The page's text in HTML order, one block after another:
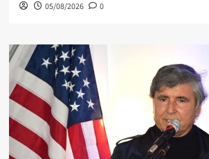
05/08/2026 0